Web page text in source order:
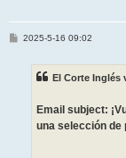
P2025-5-16 09:02
El Corte Inglés
Email subject:
una selección de